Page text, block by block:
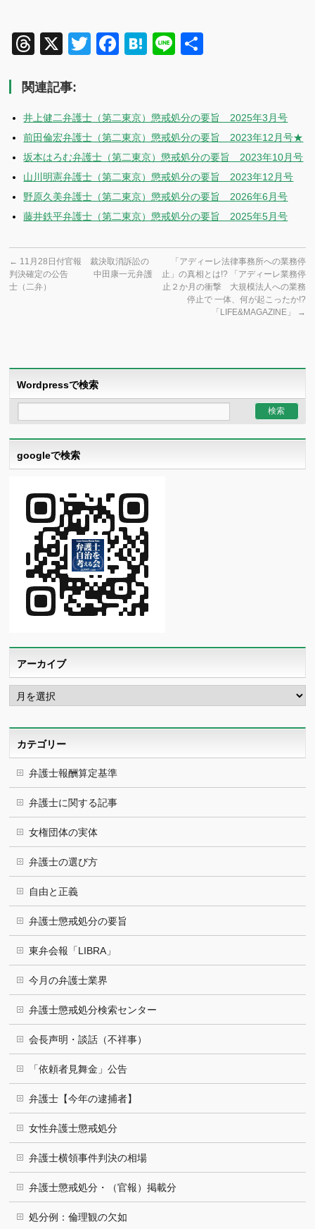
Threads
X TwitterFacebook
Hatena
Line
関連記事:
井上健二弁護士（第二東京）懲戒処分の要旨 2025年3月号
前田倫宏弁護士（第二東京）懲戒処分の要旨 2023年12月号★
坂本はろむ弁護士（第二東京）懲戒処分の要旨 2023年10月号
山川明憲弁護士（第二東京）懲戒処分の要旨 2023年12月号
野原久美弁護士（第二東京）懲戒処分の要旨 2026年6月号
藤井鉄平弁護士（第二東京）懲戒処分の要旨 2025年5月号
← 11月28日付官報 裁決取消訴訟の
判決確定の公告 中田康一元弁護
士（二弁）
「アディーレ法律事務所への業務停
止」の真相とは!? 「アディーレ業務停
止２か月の衝撃 大規模法人への業務
停止で 一体、何が起こったか!?
「LIFE&MAGAZINE」
→
Wordpressで検索
googleで検索
アーカイブ
ア
ー
カ
カテゴリー
弁護士報酬算定基準
弁護士に関する記事
女権団体の実体
弁護士の選び方
自由と正義
弁護士懲戒処分の要旨
東弁会報「LIBRA」
今月の弁護士業界
弁護士懲戒処分検索センター
会長声明・談話（不祥事）
「依頼者見舞金」公告
弁護士【今年の逮捕者】
女性弁護士懲戒処分
弁護士横領事件判決の相場
弁護士懲戒処分・（官報）掲載分
処分例：倫理観の欠如